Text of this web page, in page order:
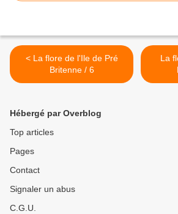
< La flore de l'Ile de Pré
Britenne / 6
La
Hébergé par Overblog
Top articles
Pages
Contact
Signaler un abus
C.G.U.